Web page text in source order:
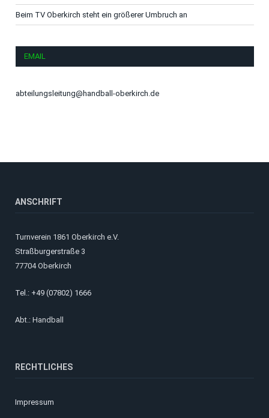
Beim TV Oberkirch steht ein größerer Umbruch an
EMAIL
abteilungsleitung@handball-oberkirch.de
ANSCHRIFT
Turnverein 1861 Oberkirch e.V.
Straßburgerstraße 3
77704 Oberkirch
Tel.: +49 (07802) 1666
Abt.: Handball
RECHTLICHES
Impressum